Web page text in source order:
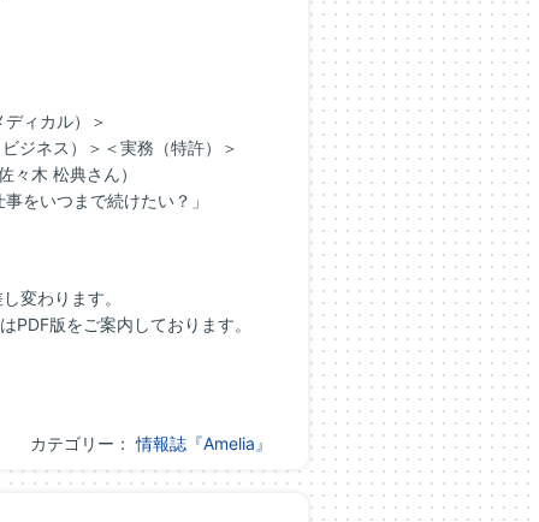
ィカル）＞
ジネス）＞＜実務（特許）＞
々木 松典さん）
をいつまで続けたい？」
変わります。
PDF版をご案内しております。
カテゴリー：情報誌『Amelia』